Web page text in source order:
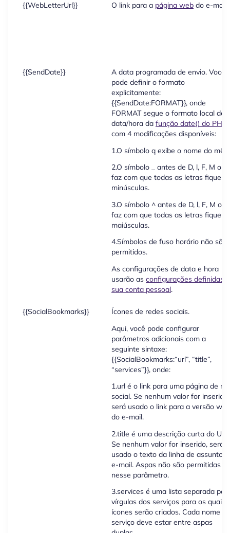
{{WebLetterUrl}} O link para a página web do e-mail.
{{SendDate}}
A data programada de envio. Você
pode definir o formato
explicitamente:
{{SendDate:FORMAT}}, onde
FORMAT segue o formato local de
data/hora da função date() do PHP
com 4 modificações disponíveis:
1.O símbolo q exibe o nome do mês.
2.O símbolo _ antes de D, l, F, M ou
faz com que todas as letras fiquem
minúsculas.
3.O símbolo ^ antes de D, l, F, M ou
faz com que todas as letras fiquem
maiúsculas.
4.Símbolos de fuso horário não são
permitidos.
As configurações de data e hora
usarão as configurações definidas
sua conta pessoal.
{{SocialBookmarks}}
Ícones de redes sociais.
Aqui, você pode configurar
parâmetros adicionais com a
seguinte sintaxe:
{{SocialBookmarks:“url”, “title”,
“services”}}, onde:
1.url é o link para uma página de
social. Se nenhum valor for inserido,
será usado o link para a versão web
do e-mail.
2.title é uma descrição curta do
Se nenhum valor for inserido, será
usado o texto da linha de assunto
e-mail. Aspas não são permitidas
nesse parâmetro.
3.services é uma lista separada por
vírgulas dos serviços para os quais
ícones serão criados. Cada nome de
serviço deve estar entre aspas